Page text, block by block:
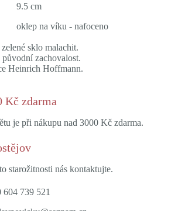
9.5 cm
oklep na víku - nafoceno
sklo malachit.
zachovalost.
Heinrich Hoffmann.
Kč zdarma
je při nákupu nad 3000 Kč zdarma.
starožitnosti nás kontaktujte.
604 739 521